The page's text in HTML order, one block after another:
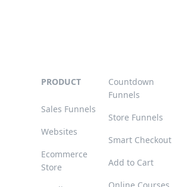
PRODUCT
Sales Funnels
Websites
Ecommerce
Store
Countdown
Funnels
Store Funnels
Smart Checkout
Add to Cart